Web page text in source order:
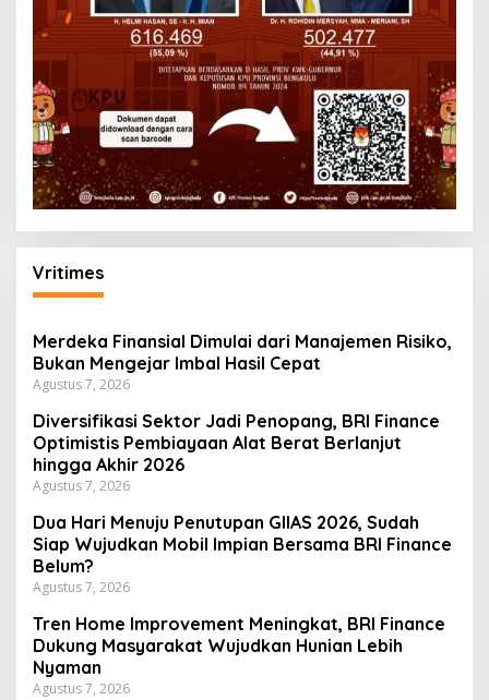
Vritimes
Merdeka Finansial Dimulai dari Manajemen Risiko,
Bukan Mengejar Imbal Hasil Cepat
Agustus 7, 2026
Diversifikasi Sektor Jadi Penopang, BRI Finance
Optimistis Pembiayaan Alat Berat Berlanjut
hingga Akhir 2026
Agustus 7, 2026
Dua Hari Menuju Penutupan GIIAS 2026, Sudah
Siap Wujudkan Mobil Impian Bersama BRI Finance
Belum?
Agustus 7, 2026
Tren Home Improvement Meningkat, BRI Finance
Dukung Masyarakat Wujudkan Hunian Lebih
Nyaman
Agustus 7, 2026